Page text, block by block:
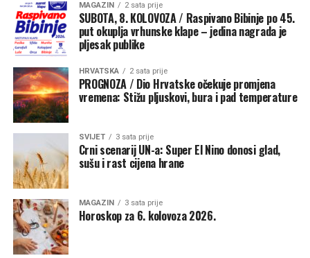
MAGAZIN 2 sata prije
SUBOTA, 8. KOLOVOZA / Raspivano Bibinje po 45.
put okuplja vrhunske klape – jedina nagrada je
pljesak publike
HRVATSKA 2 sata prije
PROGNOZA / Dio Hrvatske očekuje promjena
vremena: Stižu pljuskovi, bura i pad temperature
SVIJET 3 sata prije
Crni scenarij UN-a: Super El Nino donosi glad,
sušu i rast cijena hrane
MAGAZIN 3 sata prije
Horoskop za 6. kolovoza 2026.